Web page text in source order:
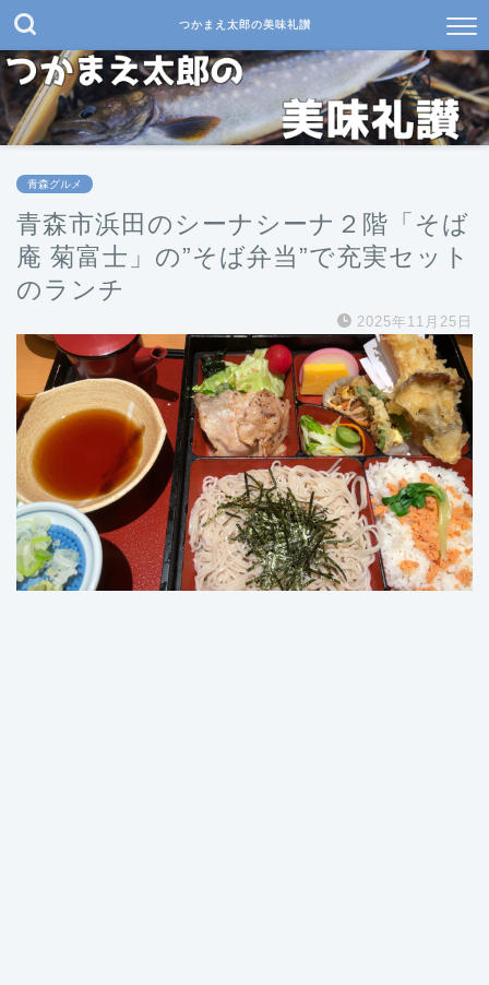
つかまえ太郎の美味礼讃
青森グルメ
青森市浜田のシーナシーナ２階「そば
庵 菊富士」の”そば弁当”で充実セット
のランチ
2025年11月25日